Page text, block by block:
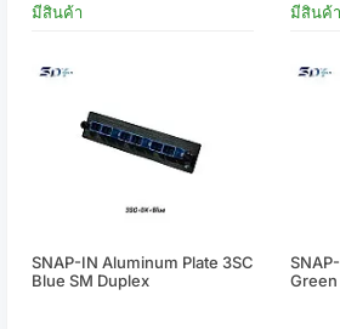
มีสินค้า มีสินค้า
SNAP-IN Aluminum Plate 3SC
Blue SM Duplex
Green